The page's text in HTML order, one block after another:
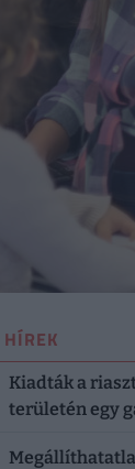
Kiadták a
területén egy